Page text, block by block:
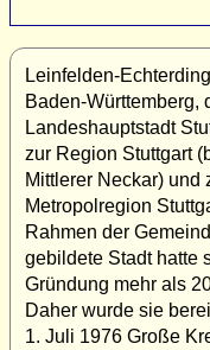
Leinfelden-
Baden-Württemberg,
Landeshauptstadt
zur Region Stuttgart
Mittlerer Neckar) und
Metropolregion
Rahmen der
gebildete Stadt hatte
Gründung mehr als
Daher wurde sie
1. Juli 1976 Große